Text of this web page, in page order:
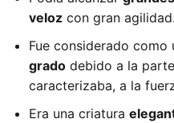
veloz con gran agilidad.
Fue considerado como
grado debido a la
caracterizaba, a la
Era una criatura